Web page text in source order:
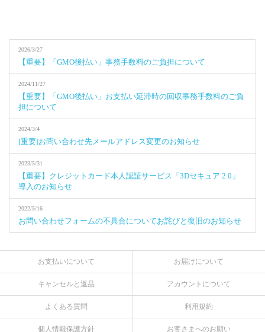
2026/3/27
【重要】「GMO後払い」事務手数料のご負担について
2024/11/27
【重要】「GMO後払い」お支払い延滞時の回収事務手数料のご負
担について
2024/3/4
[重要]お問い合わせ先メールアドレス変更のお知らせ
2023/5/31
【重要】クレジットカード本人認証サービス「3Dセキュア 2.0」
導入のお知らせ
2022/5/16
お問い合わせフォームの不具合についてお詫びと復旧のお知らせ
お支払いについて お届けについて
キャンセルと返品 アカウントについて
よくある質問 利用規約
個人情報保護方針 お客さまへのお願い